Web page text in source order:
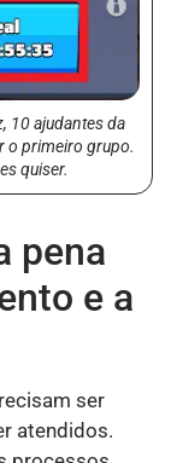
10 ajudantes da
o primeiro grupo.
quiser.
pena
e a
ser
atendidos.